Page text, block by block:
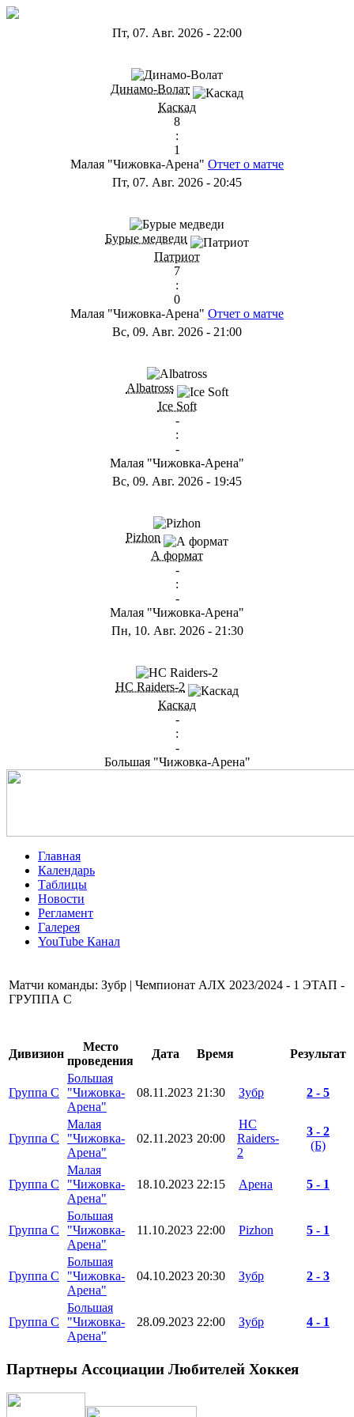
Пт, 07. Авг. 2026 - 22:00
Динамо-Волат
Каскад
8
:
1
Малая "Чижовка-Арена" Отчет о матче
Пт, 07. Авг. 2026 - 20:45
Бурые медведи
Патриот
7
:
0
Малая "Чижовка-Арена" Отчет о матче
Вс, 09. Авг. 2026 - 21:00
Albatross
Ice Soft
-
:
-
Малая "Чижовка-Арена"
Вс, 09. Авг. 2026 - 19:45
Pizhon
А формат
-
:
-
Малая "Чижовка-Арена"
Пн, 10. Авг. 2026- 21:30
HC Raiders-2
Каскад
-
:
-
Большая "Чижовка-Арена"
Главная
Календарь
Таблицы
Новости
Регламент
Галерея
YouTube Канал
Матчи команды: Зубр | Чемпионат АЛХ 2023/2024 - 1 ЭТАП -
ГРУППА С
Дивизион
Место
проведения
Дата Время Результат
Группа C
Большая
"Чижовка-
Арена"
08.11.2023 21:30 Зубр 2 - 5
Группа C
Малая
"Чижовка-
Арена"
02.11.2023 20:00
HC
Raiders-
2
3 - 2
(Б)
Группа C
Малая
"Чижовка-
Арена"
18.10.2023 22:15 Арена 5 - 1
Группа C
Большая
"Чижовка-
Арена"
11.10.2023 22:00 Pizhon 5 - 1
Группа C
Большая
"Чижовка-
Арена"
04.10.2023 20:30 Зубр 2 - 3
Группа C
Большая
"Чижовка-
Арена"
28.09.2023 22:00 Зубр 4 - 1
Партнеры Ассоциации Любителей Хоккея